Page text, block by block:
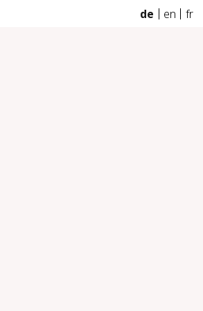
de en fr